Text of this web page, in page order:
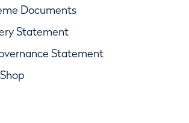
Documents
Statement
Statement